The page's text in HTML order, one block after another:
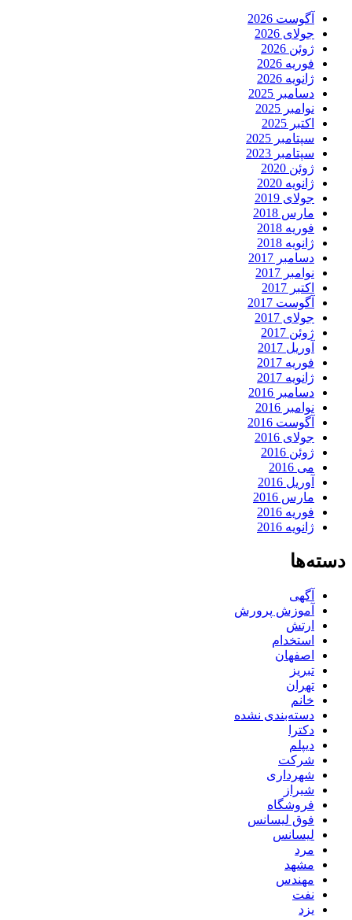
آگوست 2026
جولای 2026
ژوئن 2026
فوریه 2026
ژانویه 2026
دسامبر 2025
نوامبر 2025
اکتبر 2025
سپتامبر 2025
سپتامبر 2023
ژوئن 2020
ژانویه 2020
جولای 2019
مارس 2018
فوریه 2018
ژانویه 2018
دسامبر 2017
نوامبر 2017
اکتبر 2017
آگوست 2017
جولای 2017
ژوئن 2017
آوریل 2017
فوریه 2017
ژانویه 2017
دسامبر 2016
نوامبر 2016
آگوست 2016
جولای 2016
ژوئن 2016
می 2016
آوریل 2016
مارس 2016
فوریه 2016
ژانویه 2016
دسته‌ها
آگهی
آموزش پرورش
ارتش
استخدام
اصفهان
تبریز
تهران
خانم
دسته‌بندی نشده
دکترا
دیپلم
شرکت
شهرداری
شیراز
فروشگاه
فوق لیسانس
لیسانس
مرد
مشهد
مهندس
نفت
یزد